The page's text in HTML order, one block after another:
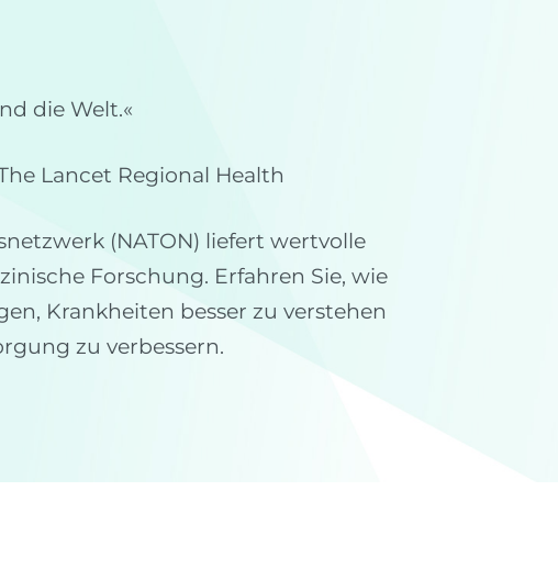
die Welt.«
Lancet Regional Health
(NATON) liefert wertvolle
Forschung. Erfahren Sie, wie
Krankheiten besser zu verstehen
zu verbessern.